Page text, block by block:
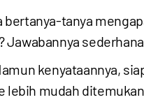
bertanya-tanya
Jawabannya
kenyataannya,
mudah